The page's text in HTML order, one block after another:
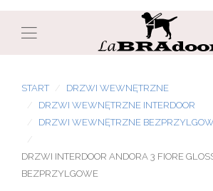
START
DRZWI WEWNĘTRZNE
DRZWI WEWNĘTRZNE INTERDOOR
DRZWI WEWNĘTRZNE
DRZWI INTERDOOR ANDORA 3 FIORE
BEZPRZYLGOWE